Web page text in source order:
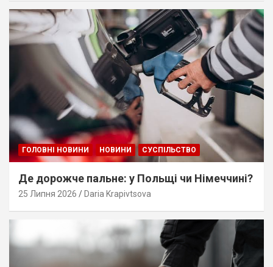
ГОЛОВНІ НОВИНИ НОВИНИ СУСПІЛЬСТВО
Де дорожче пальне: у Польщі чи Німеччині?
25 Липня 2026 Daria Krapivtsova